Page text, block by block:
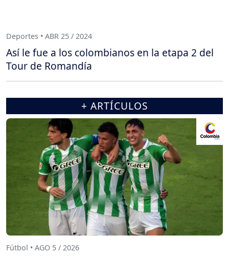
Deportes • ABR 25 / 2024
Así le fue a los colombianos en la etapa 2 del
Tour de Romandía
+ ARTÍCULOS
Fútbol • AGO 5 / 2026